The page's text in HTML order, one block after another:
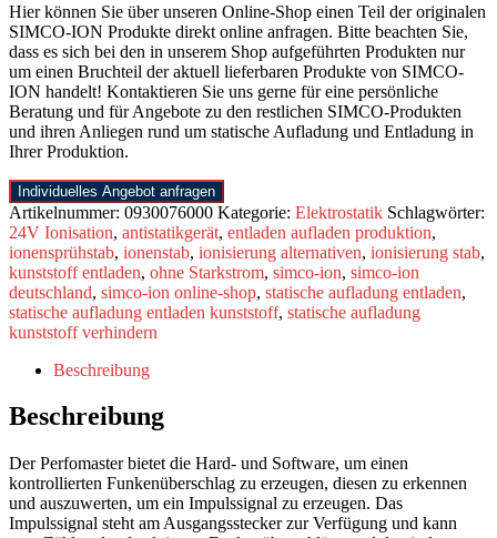
Hier können Sie über unseren Online-Shop einen Teil der originalen
SIMCO-ION Produkte direkt online anfragen. Bitte beachten Sie,
dass es sich bei den in unserem Shop aufgeführten Produkten nur
um einen Bruchteil der aktuell lieferbaren Produkte von SIMCO-
ION handelt! Kontaktieren Sie uns gerne für eine persönliche
Beratung und für Angebote zu den restlichen SIMCO-Produkten
und ihren Anliegen rund um statische Aufladung und Entladung in
Ihrer Produktion.
Individuelles Angebot anfragen
Artikelnummer: 0930076000 Kategorie: Elektrostatik Schlagwörter:
24V Ionisation, antistatikgerät, entladen aufladen produktion,
ionensprühstab, ionenstab, ionisierung alternativen, ionisierung stab,
kunststoff entladen, ohne Starkstrom, simco-ion, simco-ion
deutschland, simco-ion online-shop, statische aufladung entladen,
statische aufladung entladen kunststoff, statische aufladung
kunststoff verhindern
Beschreibung
Beschreibung
Der Perfomaster bietet die Hard- und Software, um einen
kontrollierten Funkenüberschlag zu erzeugen, diesen zu erkennen
und auszuwerten, um ein Impulssignal zu erzeugen. Das
Impulssignal steht am Ausgangsstecker zur Verfügung und kann